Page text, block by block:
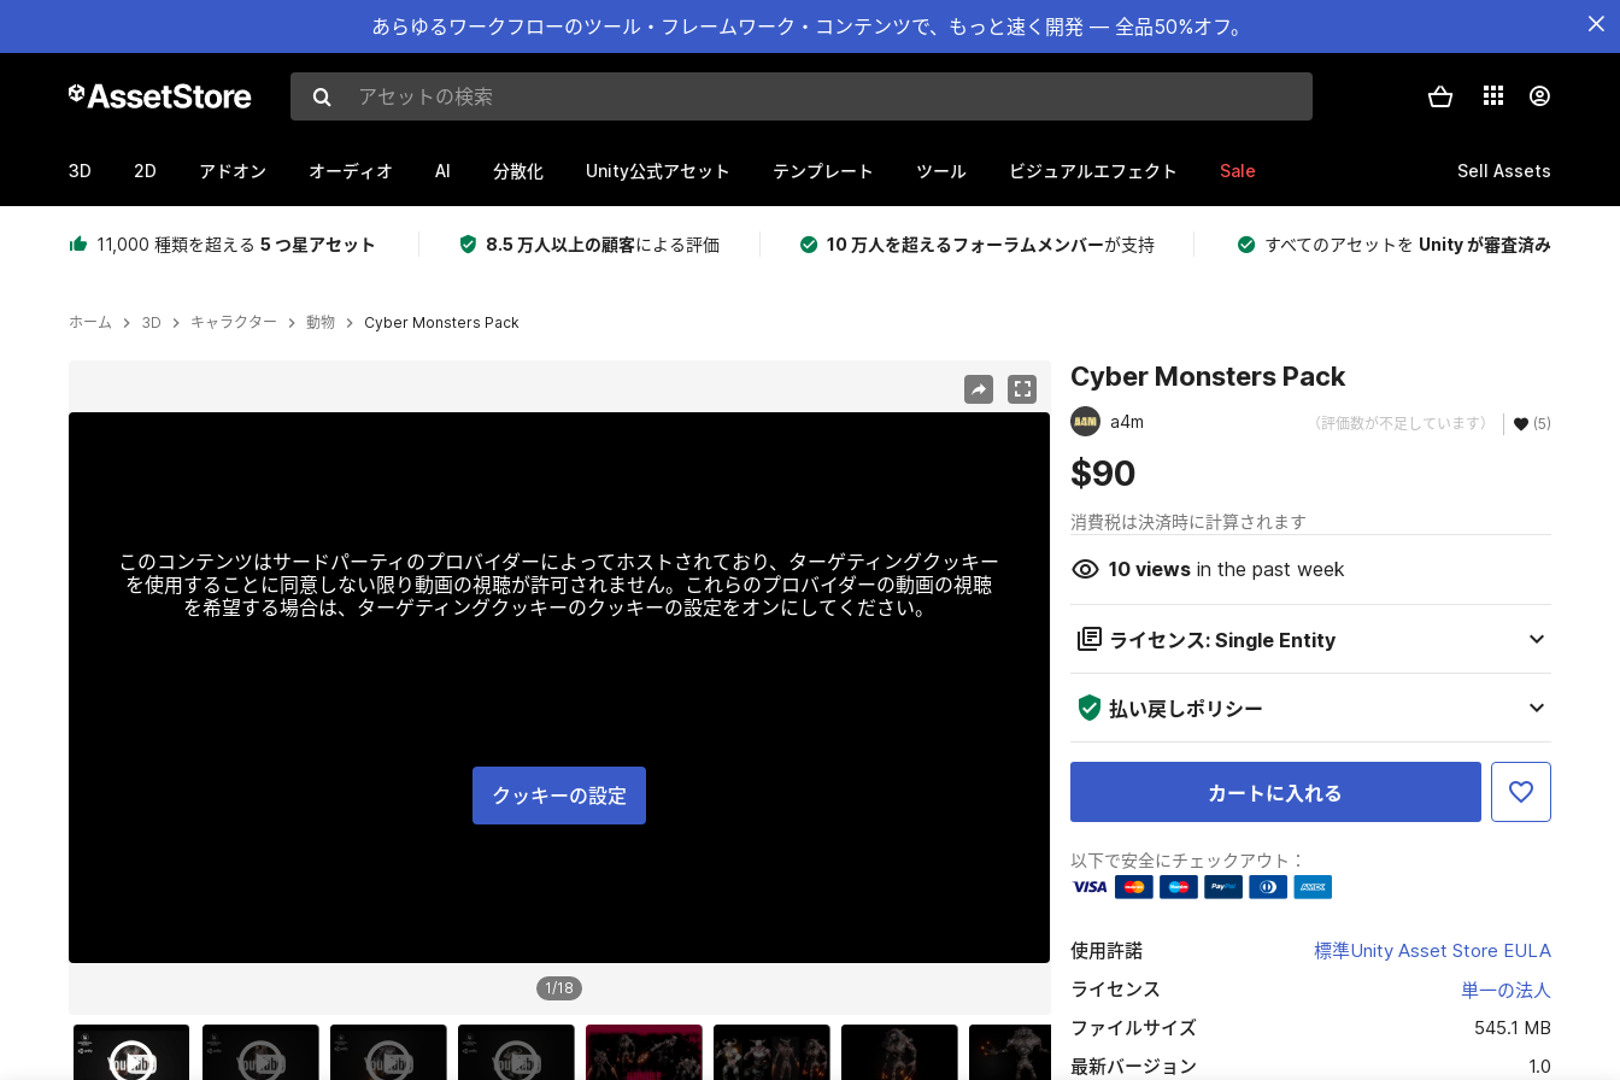
あらゆるワークフローのツール・フレームワーク・コンテンツで、もっと速く開発 — 全品50%オフ。
アセットの検索
3D 2D アドオン オーディオ AI 分散化 Unity公式アセット テンプレート ツール ビジュアルエフェクト Sale Sell Assets
11,000 種類を超える 5 つ星アセット 8.5 万人以上の顧客による評価 10 万人を超えるフォーラムメンバーが支持 すべてのアセットを Unity が審査済み
ホーム 3D キャラクター 動物 Cyber Monsters Pack
このコンテンツはサードパーティのプロバイダーによってホストされており、ターゲティングクッキー
を使用することに同意しない限り動画の視聴が許可されません。これらのプロバイダーの動画の視聴
を希望する場合は、ターゲティングクッキーのクッキーの設定をオンにしてください。
クッキーの設定
1/18
Cyber Monsters Pack
a4m （評価数が不足しています） (5)
$90
消費税は決済時に計算されます
10viewsin the past week
ライセンス: Single Entity
払い戻しポリシー
カートに入れる
以下で安全にチェックアウト：
使用許諾
標準Unity Asset Store EULA
ライセンス
単一の法人
ファイルサイズ
545.1 MB
最新バージョン
1.0